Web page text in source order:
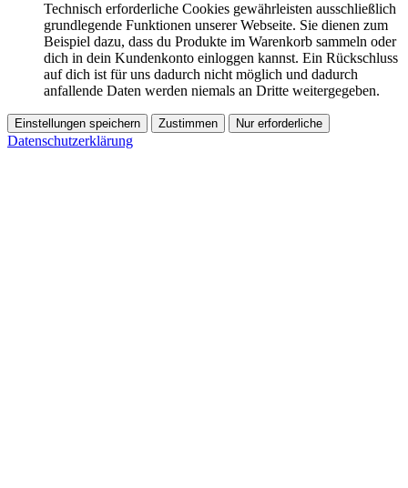
Technisch erforderliche Cookies gewährleisten ausschließlich
grundlegende Funktionen unserer Webseite. Sie dienen zum
Beispiel dazu, dass du Produkte im Warenkorb sammeln oder
dich in dein Kundenkonto einloggen kannst. Ein Rückschluss
auf dich ist für uns dadurch nicht möglich und dadurch
anfallende Daten werden niemals an Dritte weitergegeben.
Einstellungen speichern Zustimmen Nur erforderliche
Datenschutzerklärung